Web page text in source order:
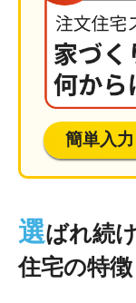
簡単入
選ばれ続
住宅の特